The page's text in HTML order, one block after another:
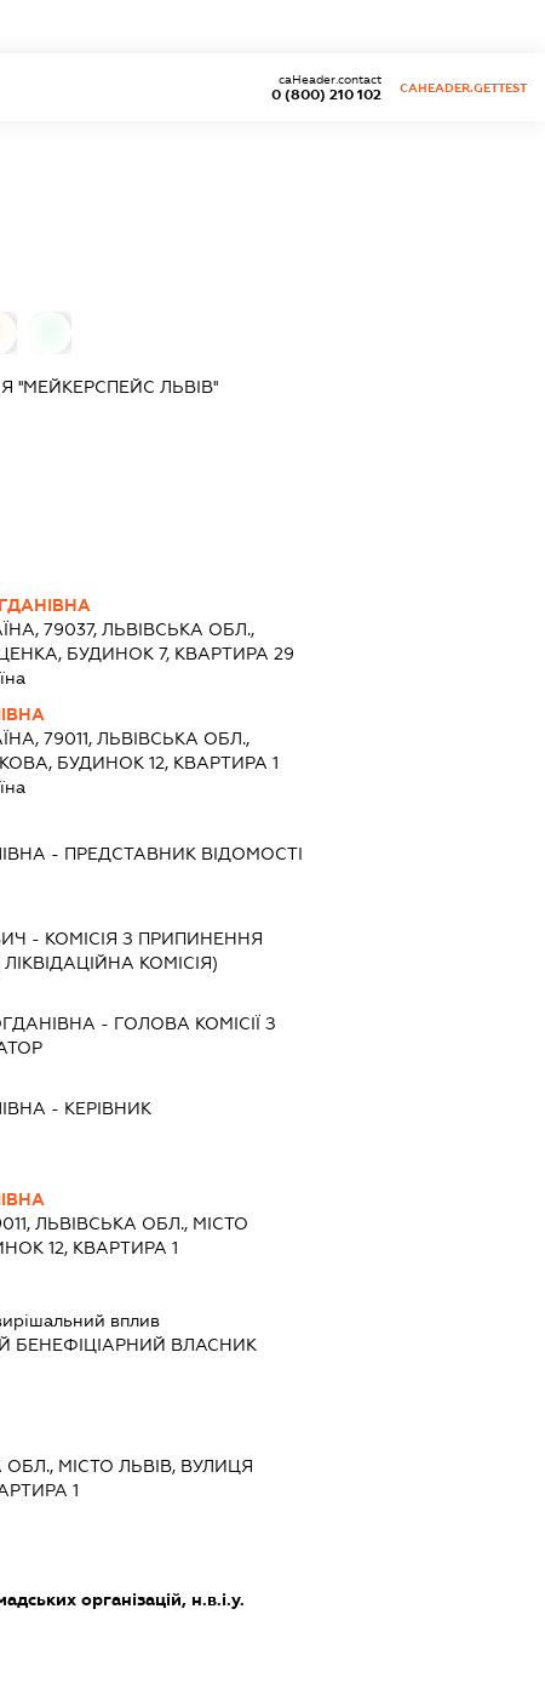
0 (800) 210 102
caHeader.contact
CAHEADER.GETTEST
''МЕЙКЕРСПЕЙС ЛЬВІВ''
79037, ЛЬВІВСЬКА ОБЛ.,
БУДИНОК 7, КВАРТИРА 29
79011, ЛЬВІВСЬКА ОБЛ.,
БУДИНОК 12, КВАРТИРА 1
- ПРЕДСТАВНИК ВІДОМОСТІ
- КОМІСІЯ З ПРИПИНЕННЯ
ЛІКВІДАЦІЙНА КОМІСІЯ)
- ГОЛОВА КОМІСІЇ З
- КЕРІВНИК
ЛЬВІВСЬКА ОБЛ., МІСТО
12, КВАРТИРА 1
вплив
БЕНЕФІЦІАРНИЙ ВЛАСНИК
ОБЛ., МІСТО ЛЬВІВ, ВУЛИЦЯ
1
організацій, н.в.і.у.